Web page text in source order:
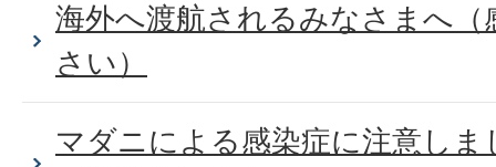
海外へ渡航されるみなさまへ（
さい）
マダニによる感染症に注意し